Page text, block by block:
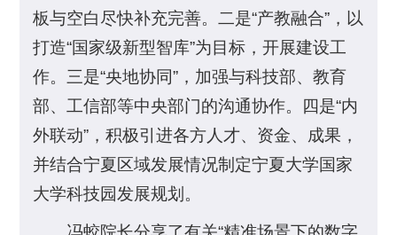
板与空白尽快补充完善。二是“产教融合”，以
打造“国家级新型智库”为目标，开展建设工
作。三是“央地协同”，加强与科技部、教育
部、工信部等中央部门的沟通协作。四是“内
外联动”，积极引进各方人才、资金、成果，
并结合宁夏区域发展情况制定宁夏大学国家
大学科技园发展规划。